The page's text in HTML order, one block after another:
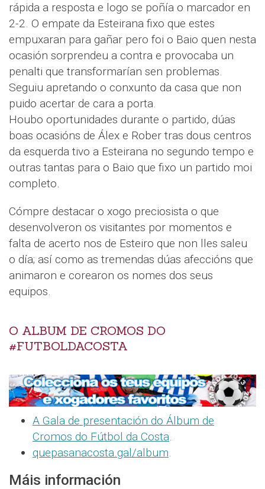
rápida a resposta e logo se poñía o marcador en
2-2. O empate da Esteirana fixo que estes
empuxaran para gañar pero foi o Baio quen nesta
ocasión sorprendeu a contra e provocaba un
penalti que transformarían sen problemas.
Seguiu apretando o conxunto da casa que non
puido acertar de cara a porta.
Houbo oportunidades durante o partido, dúas
boas ocasións de Álex e Rober tras dous centros
da esquerda tivo a Esteirana no segundo tempo e
outras tantas para o Baio que fixo un partido moi
completo.
Cómpre destacar o xogo preciosista o que
desenvolveron os visitantes por momentos e
falta de acerto nos de Esteiro que non lles saleu
o día; así como as tremendas dúas afeccións que
animaron e corearon os nomes dos seus
equipos.
O ALBUM DE CROMOS DO
#FUTBOLDACOSTA
A Gala de presentación do Álbum de
Cromos do Fútbol da Costa.
quepasanacosta.gal/album.
Máis información